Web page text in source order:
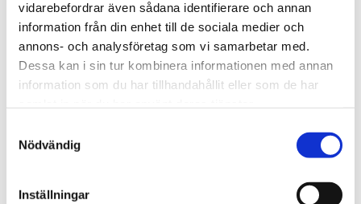
vidarebefordrar även sådana identifierare och annan
information från din enhet till de sociala medier och
annons- och analysföretag som vi samarbetar med.
Dessa kan i sin tur kombinera informationen med annan
information som du har tillhandahållit eller som de har
Nödvändig
Inställningar
Lättmonterad
takräcken, för fordon utan
befintliga fästpunkter för
fabriksmonterade räcken.
1 795 kr
kr
Lättmonterad
Edge-takräcken, för
fordon utan befintliga
eller fabriksmonterade
räcken.
2 525kr
2 635